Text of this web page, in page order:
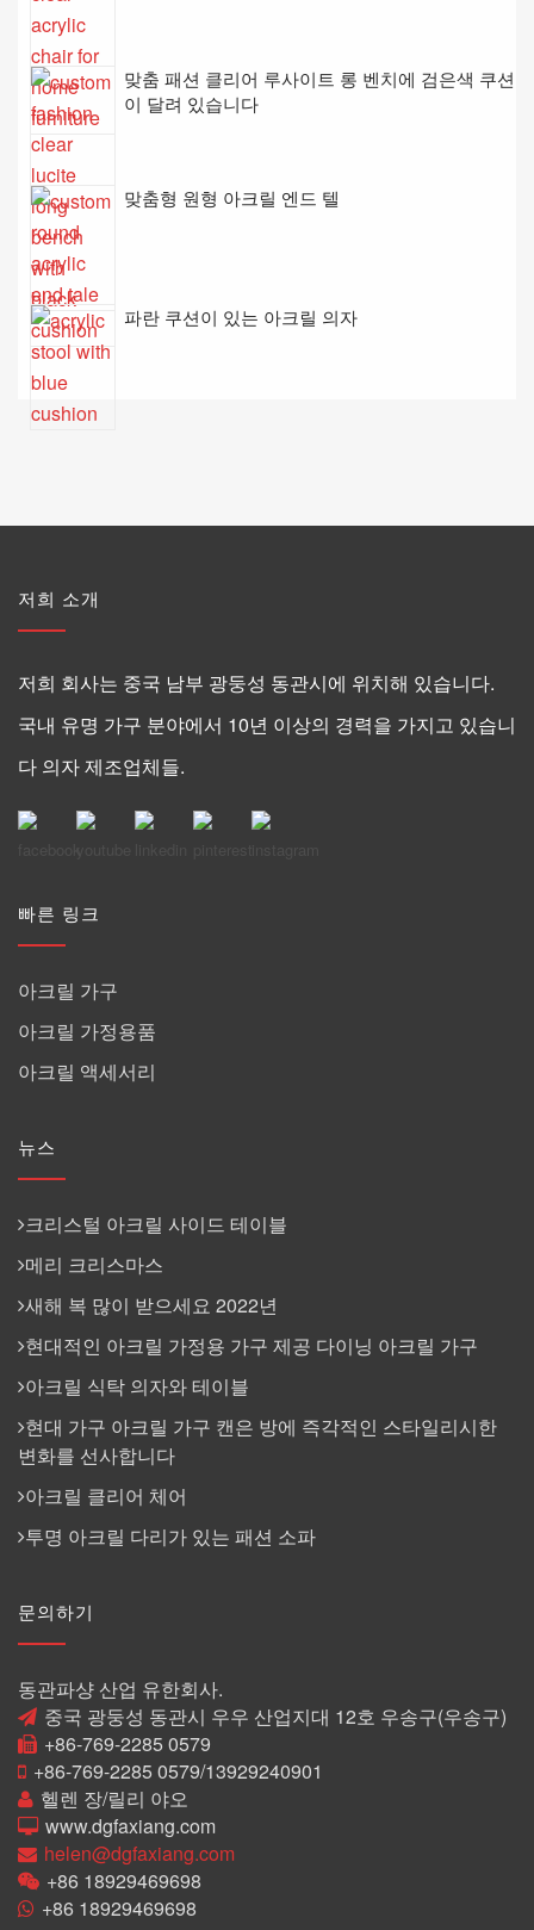
맞춤 패션 클리어 루사이트 롱 벤치에 검은색 쿠션
이 달려 있습니다
맞춤형 원형 아크릴 엔드 텔
파란 쿠션이 있는 아크릴 의자
저희 소개
저희 회사는 중국 남부 광둥성 동관시에 위치해 있습니다.
국내 유명 가구 분야에서 10년 이상의 경력을 가지고 있습니
다 의자 제조업체들.
빠른 링크
아크릴 가구
아크릴 가정용품
아크릴 액세서리
뉴스
크리스털 아크릴 사이드 테이블
메리 크리스마스
새해 복 많이 받으세요 2022년
현대적인 아크릴 가정용 가구 제공 다이닝 아크릴 가구
아크릴 식탁 의자와 테이블
현대 가구 아크릴 가구 캔은 방에 즉각적인 스타일리시한
변화를 선사합니다
아크릴 클리어 체어
투명 아크릴 다리가 있는 패션 소파
문의하기
동관파샹 산업 유한회사.
중국 광둥성 동관시 우우 산업지대 12호 우송구(우송구)
+86-769-2285 0579
+86-769-2285 0579/13929240901
헬렌 장/릴리 야오
www.dgfaxiang.com
helen@dgfaxiang.com
+86 18929469698
+86 18929469698